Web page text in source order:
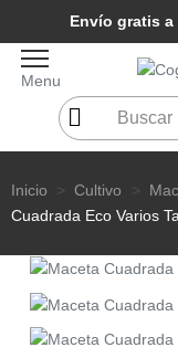
Envío gratis
Menu
Inicio Cultivo
Cuadrada Eco Varios